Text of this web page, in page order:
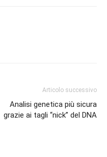
Articolo successivo
Analisi genetica più sicura
grazie ai tagli “nick” del DNA